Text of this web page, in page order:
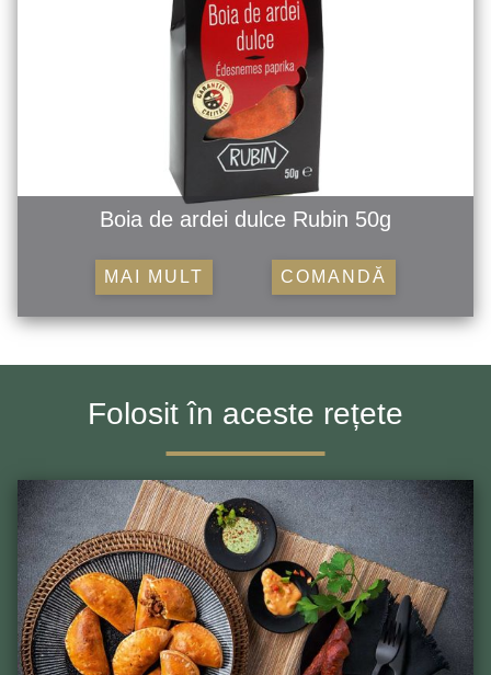
Boia de ardei dulce Rubin 50g
MAI MULT COMANDĂ
Folosit în aceste rețete